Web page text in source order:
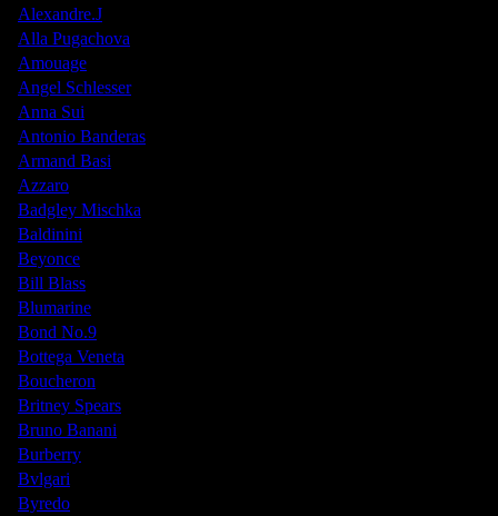
Alexandre.J
Alla Pugachova
Amouage
Angel Schlesser
Anna Sui
Antonio Banderas
Armand Basi
Azzaro
Badgley Mischka
Baldinini
Beyonce
Bill Blass
Blumarine
Bond No.9
Bottega Veneta
Boucheron
Britney Spears
Bruno Banani
Burberry
Bvlgari
Byredo